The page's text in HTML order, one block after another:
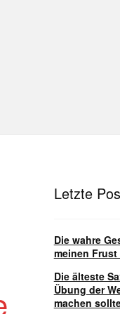
Letzte
Die wahre
meinen
Die älteste
Übung der
machen